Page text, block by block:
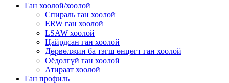
Ган хоолой/хоолой
Спираль ган хоолой
ERW ган хоолой
LSAW хоолой
Цайрдсан ган хоолой
Дөрвөлжин ба тэгш өнцөгт ган хоолой
Оёдолгүй ган хоолой
Атираат хоолой
Ган профиль